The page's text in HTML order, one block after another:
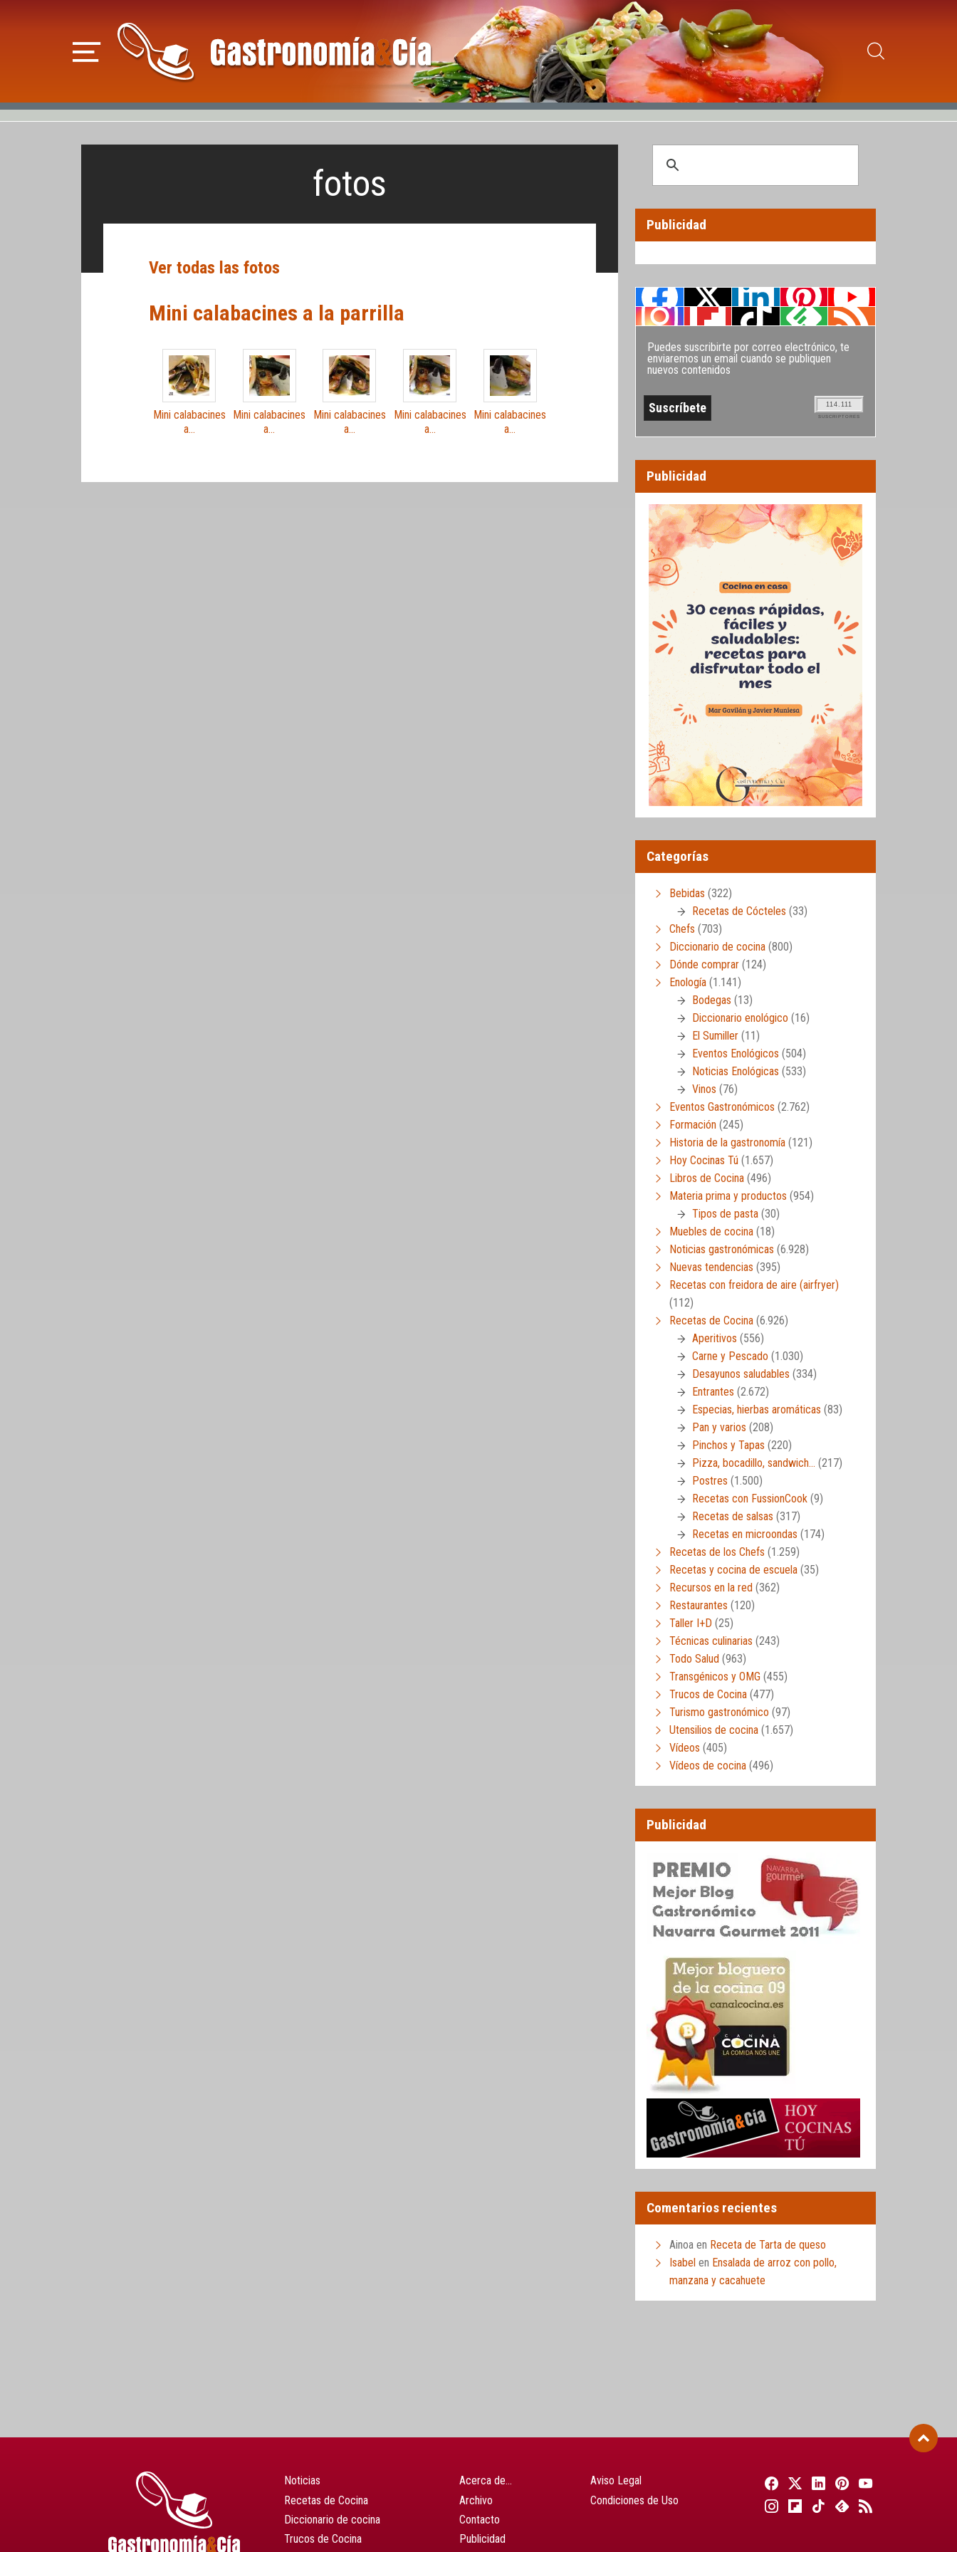
fotos
Ver todas las fotos
Mini calabacines a la parrilla
Mini calabacines
a…
Mini calabacines
a…
Mini calabacines
a…
Mini calabacines
a…
Mini calabacines
a…
Publicidad
Puedes suscribirte por correo electrónico, te
enviaremos un email cuando se publiquen
nuevos contenidos
114.111
SUSCRIPTORES
Publicidad
Categorías
Bebidas (322)
Recetas de Cócteles (33)
Chefs (703)
Diccionario de cocina (800)
Dónde comprar (124)
Enología (1.141)
Bodegas (13)
Diccionario enológico (16)
El Sumiller (11)
Eventos Enológicos (504)
Noticias Enológicas (533)
Vinos (76)
Eventos Gastronómicos (2.762)
Formación (245)
Historia de la gastronomía (121)
Hoy Cocinas Tú (1.657)
Libros de Cocina (496)
Materia prima y productos (954)
Tipos de pasta (30)
Muebles de cocina (18)
Noticias gastronómicas (6.928)
Nuevas tendencias (395)
Recetas con freidora de aire (airfryer)
(112)
Recetas de Cocina (6.926)
Aperitivos (556)
Carne y Pescado (1.030)
Desayunos saludables (334)
Entrantes (2.672)
Especias, hierbas aromáticas (83)
Pan y varios (208)
Pinchos y Tapas (220)
Pizza, bocadillo, sandwich… (217)
Postres (1.500)
Recetas con FussionCook (9)
Recetas de salsas (317)
Recetas en microondas (174)
Recetas de los Chefs (1.259)
Recetas y cocina de escuela (35)
Recursos en la red (362)
Restaurantes (120)
Taller I+D (25)
Técnicas culinarias (243)
Todo Salud (963)
Transgénicos y OMG (455)
Trucos de Cocina (477)
Turismo gastronómico (97)
Utensilios de cocina (1.657)
Vídeos (405)
Vídeos de cocina (496)
Publicidad
Comentarios recientes
Ainoa en Receta de Tarta de queso
Isabel en Ensalada de arroz con pollo,
manzana y cacahuete
Noticias
Recetas de Cocina
Diccionario de cocina
Trucos de Cocina
Acerca de…
Archivo
Contacto
Publicidad
Aviso Legal
Condiciones de Uso